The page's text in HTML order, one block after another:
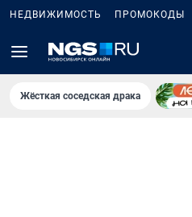
НЕДВИЖИМОСТЬ ПРОМОКОДЫ
Жёсткая соседская драка